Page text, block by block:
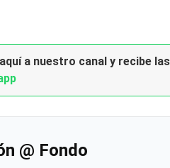
a nuestro canal y recibe
@ Fondo